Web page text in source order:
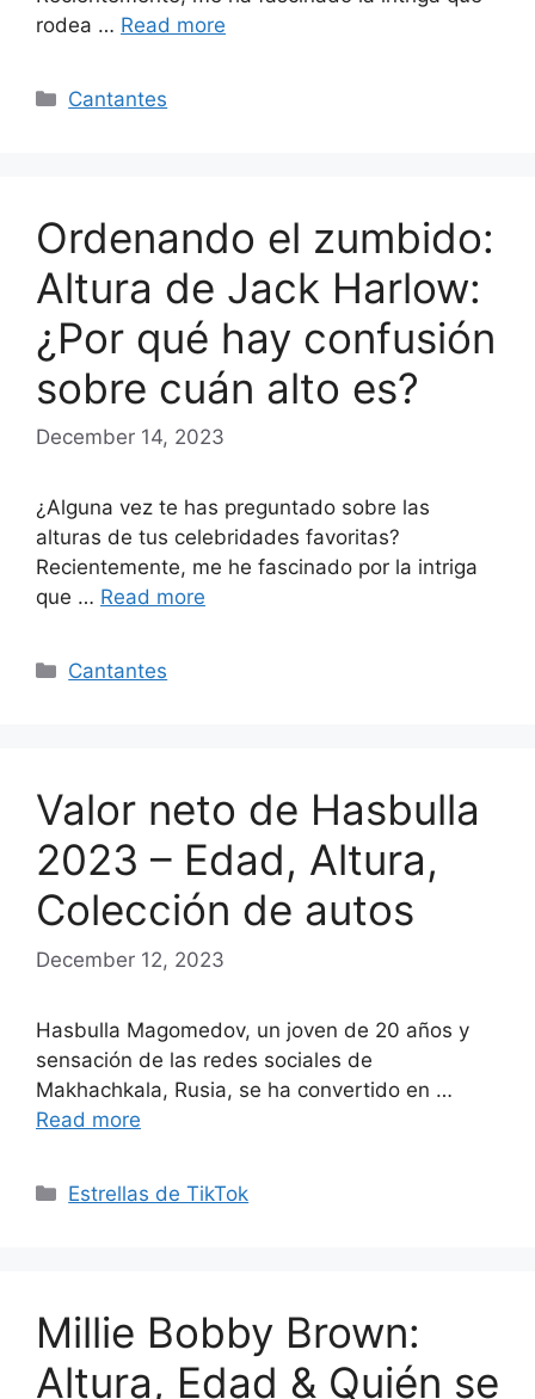
rodea … Read more
Categories
Cantantes
Ordenando el zumbido:
Altura de Jack Harlow:
¿Por qué hay confusión
sobre cuán alto es?
December 14, 2023
¿Alguna vez te has preguntado sobre las
alturas de tus celebridades favoritas?
Recientemente, me he fascinado por la intriga
que … Read more
Categories
Cantantes
Valor neto de Hasbulla
2023 – Edad, Altura,
Colección de autos
December 12, 2023
Hasbulla Magomedov, un joven de 20 años y
sensación de las redes sociales de
Makhachkala, Rusia, se ha convertido en …
Read more
Categories
Estrellas de TikTok
Millie Bobby Brown:
Altura, Edad & Quién se